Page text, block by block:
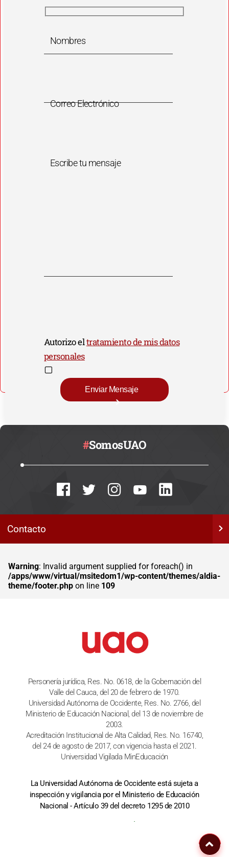
Nombres
Correo Electrónico
Escribe tu mensaje
Autorizo eltratamiento de mis datos
personales
#SomosUAO
Contacto
Warning: Invalid argument supplied for foreach() in
/apps/www/virtual/msitedom1/wp-content/themes/aldia-
theme/footer.php on line 109
Personería jurídica, Res. No. 0618, de la Gobernación del
Valle del Cauca, del 20 de febrero de 1970.
Universidad Autónoma de Occidente, Res. No. 2766, del
Ministerio de Educación Nacional, del 13 de noviembre de
2003.
Acreditación Institucional de Alta Calidad, Res. No. 16740,
del 24 de agosto de 2017, con vigencia hasta el 2021.
Universidad Vigilada MinEducación
La Universidad Autónoma de Occidente está sujeta a
inspección y vigilancia por el Ministerio de Educación
Nacional - Artículo 39 del decreto 1295 de 2010